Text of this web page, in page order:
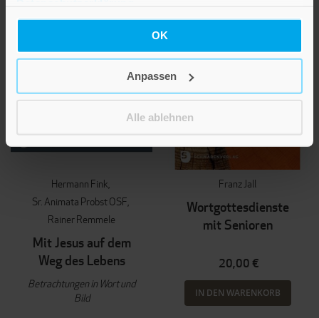
OK
Anpassen
Alle ablehnen
Hermann Fink
Sr. Animata Probst OSF
Rainer Remmele
Mit Jesus auf dem
Weg des Lebens
Betrachtungen in Wort und
Bild
Franz Jall
Wortgottesdienste
mit Senioren
20,00 €
IN DEN WARENKORB